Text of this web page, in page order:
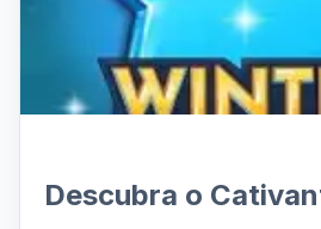
Descubra o